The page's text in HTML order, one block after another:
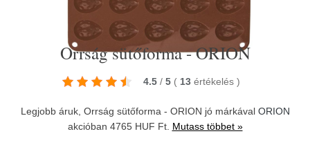
Orrság sütőforma - ORION
4.5 / 5 ( 13 értékelés )
Legjobb áruk, Orrság sütőforma - ORION jó márkával ORION
akcióban 4765 HUF Ft. Mutass többet »